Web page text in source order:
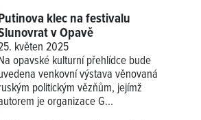
klec na festivalu
v Opavě
květen 2025
opavské kulturní přehlídce bude
venkovní výstava věnovaná
politickým vězňům, jejímž
je organizace G...